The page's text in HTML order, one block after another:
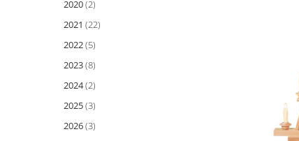
2020(2)
2021 (22)
2022(5)
2023(8)
2024(2)
2025(3)
2026(3)